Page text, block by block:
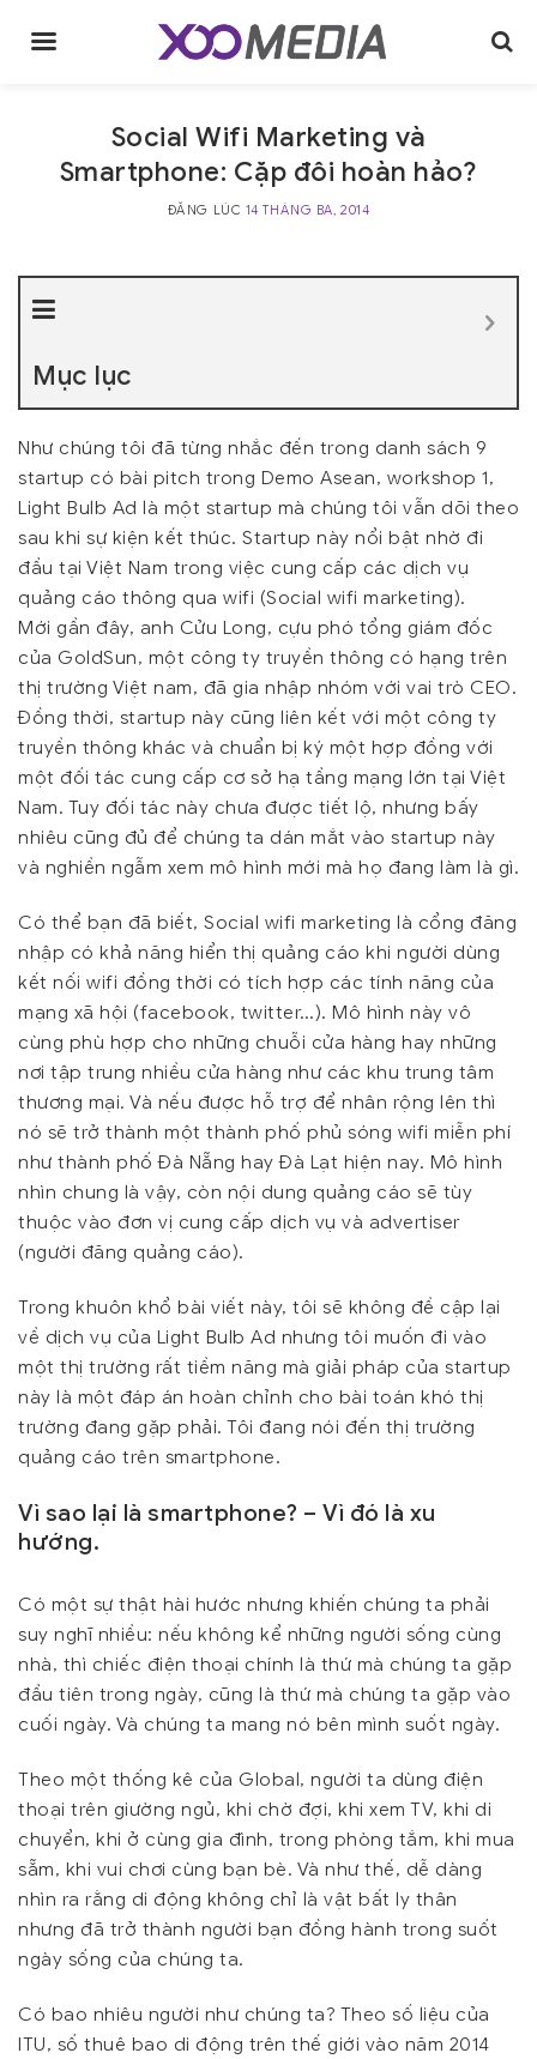
Social Wifi Marketing và
Smartphone: Cặp đôi hoàn hảo?
ĐĂNG LÚC 14 THÁNG BA, 2014
Mục lục
Như chúng tôi đã từng nhắc đến trong danh sách 9
startup có bài pitch trong Demo Asean, workshop 1,
Light Bulb Ad là một startup mà chúng tôi vẫn dõi theo
sau khi sự kiện kết thúc. Startup này nổi bật nhờ đi
đầu tại Việt Nam trong việc cung cấp các dịch vụ
quảng cáo thông qua wifi (Social wifi marketing).
Mới gần đây, anh Cửu Long, cựu phó tổng giám đốc
của GoldSun, một công ty truyền thông có hạng trên
thị trường Việt nam, đã gia nhập nhóm với vai trò CEO.
Đồng thời, startup này cũng liên kết với một công ty
truyền thông khác và chuẩn bị ký một hợp đồng với
một đối tác cung cấp cơ sở hạ tầng mạng lớn tại Việt
Nam. Tuy đối tác này chưa được tiết lộ, nhưng bấy
nhiêu cũng đủ để chúng ta dán mắt vào startup này
và nghiền ngẫm xem mô hình mới mà họ đang làm là gì.
Có thể bạn đã biết, Social wifi marketing là cổng đăng
nhập có khả năng hiển thị quảng cáo khi người dùng
kết nối wifi đồng thời có tích hợp các tính năng của
mạng xã hội (facebook, twitter…). Mô hình này vô
cùng phù hợp cho những chuỗi cửa hàng hay những
nơi tập trung nhiều cửa hàng như các khu trung tâm
thương mại. Và nếu được hỗ trợ để nhân rộng lên thì
nó sẽ trở thành một thành phố phủ sóng wifi miễn phí
như thành phố Đà Nẵng hay Đà Lạt hiện nay. Mô hình
nhìn chung là vậy, còn nội dung quảng cáo sẽ tùy
thuộc vào đơn vị cung cấp dịch vụ và advertiser
(người đăng quảng cáo).
Trong khuôn khổ bài viết này, tôi sẽ không đề cập lại
về dịch vụ của Light Bulb Ad nhưng tôi muốn đi vào
một thị trường rất tiềm năng mà giải pháp của startup
này là một đáp án hoàn chỉnh cho bài toán khó thị
trường đang gặp phải. Tôi đang nói đến thị trường
quảng cáo trên smartphone.
Vì sao lại là smartphone? – Vì đó là xu
hướng.
Có một sự thật hài hước nhưng khiến chúng ta phải
suy nghĩ nhiều: nếu không kể những người sống cùng
nhà, thì chiếc điện thoại chính là thứ mà chúng ta gặp
đầu tiên trong ngày, cũng là thứ mà chúng ta gặp vào
cuối ngày. Và chúng ta mang nó bên mình suốt ngày.
Theo một thống kê của Global, người ta dùng điện
thoại trên giường ngủ, khi chờ đợi, khi xem TV, khi di
chuyển, khi ở cùng gia đình, trong phòng tắm, khi mua
sẵm, khi vui chơi cùng bạn bè. Và như thế, dễ dàng
nhìn ra rằng di động không chỉ là vật bất ly thân
nhưng đã trở thành người bạn đồng hành trong suốt
ngày sống của chúng ta.
Có bao nhiêu người như chúng ta? Theo số liệu của
ITU, số thuê bao di động trên thế giới vào năm 2014